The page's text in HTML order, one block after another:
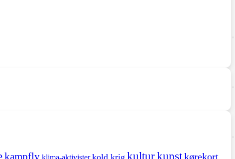
kampfly kulturkunstkørekort